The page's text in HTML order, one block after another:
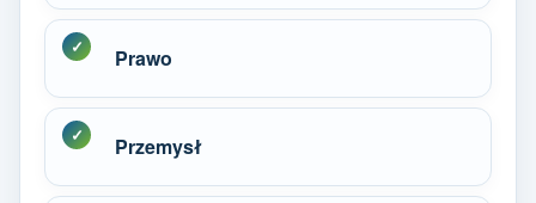
Prawo
Przemysł